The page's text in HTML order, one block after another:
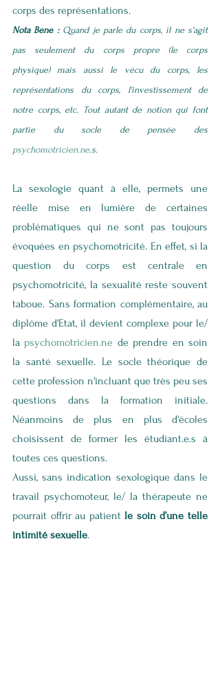
corps des représentations.
Nota Bene : Quand je parle du corps, il ne s'agit
pas seulement du corps propre (le corps
physique) mais aussi le vécu du corps, les
représentations du corps, l'investissement de
notre corps, etc. Tout autant de notion qui font
psychomotricien.ne.s.
La sexologie quant à elle, permets une
réelle mise en lumière de certaines
problématiques qui ne sont pas toujours
évoquées en psychomotricité. En effet, si la
question du corps est centrale en
psychomotricité, la sexualité reste souvent
taboue. Sans formation complémentaire, au
diplôme d'Etat, il devient complexe pour le/
la psychomotricien.ne de prendre en soin
la santé sexuelle. Le socle théorique de
cette profession n'incluant que très peu ses
questions dans la formation initiale.
Néanmoins de plus en plus d'écoles
choisissent de former les étudiant.e.s à
toutes ces questions.
Aussi, sans indication sexologique dans le
travail psychomoteur, le/ la thérapeute ne
pourrait offrir au patient le soin d’une telle
intimité sexuelle.